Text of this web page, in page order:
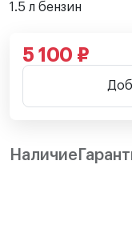
1.5 л бензин
5 100 ₽
Наличие